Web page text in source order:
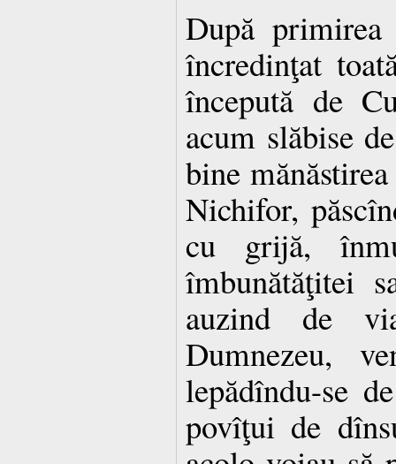
După
încredinţat
începută de
acum slăbise
bine
Nichifor,
cu grijă,
îmbunătăţitei
auzind de
Dumnezeu,
lepădîndu-se
povîţui de